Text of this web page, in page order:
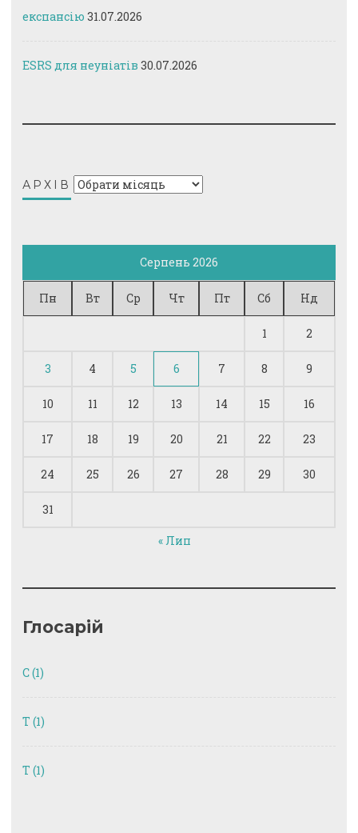
експансію 31.07.2026
ESRS для неуніатів 30.07.2026
АРХІВ Архів
Серпень 2026
Пн Вт Ср Чт Пт Сб Нд
1 2
3 4 5 6 7 8 9
10 11 12 13 14 15 16
17 18 19 20 21 22 23
24 25 26 27 28 29 30
31
« Лип
Глосарій
C(1)
T (1)
Т (1)